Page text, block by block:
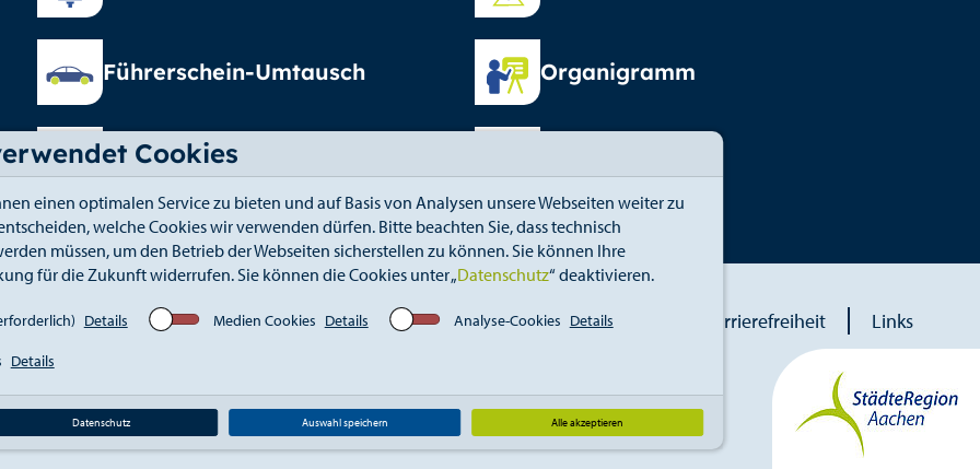
Cookies
einen optimalen Service zu bieten und auf Basis von Analysen unsere Webseiten weiter zu
welche Cookies wir verwenden dürfen. Bitte beachten Sie, dass technisch
müssen, um den Betrieb der Webseiten sicherstellen zu können. Sie können Ihre
für die Zukunft widerrufen. Sie können die Cookies unter „Datenschutz“ deaktivieren.
Details Medien Cookies Details Analyse-Cookies Details
Details
Datenschutz Auswahl speichern Alle akzeptieren
Führerschein-Umtausch Organigramm
Elterngeld
Kontakt Elektronischer Zugang Whistleblower Erklärung zur Barrierefreiheit Links